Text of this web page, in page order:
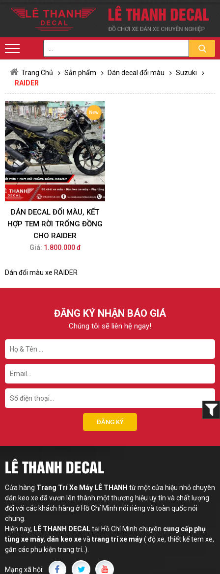
Trang Chủ Sản phẩm Dán decal đổi màu
Suzuki
RAIDER
DÁN DECAL ĐỔI MÀU, KẾT
HỢP TEM RỜI TRỐNG ĐỒNG
CHO RAIDER
Giá: 1.800.000 đ
Dán đổi màu xe RAIDER
ĐĂNG KÝ NHẬN BÁO GIÁ
Chúng tôi sẽ liên hệ ngay!
LÊ THANH DECAL
Cửa hàng Trang Trí Xe Máy LÊ THANH từ một cửa hiệu nhỏ chuyên
dán keo xe đã vươn lên thành một thương hiệu uy tín và chất lượng
đối với các khách hàng ở Hồ Chí Minh nói riêng và toàn quốc nói
chung.
Hiện nay, LÊ THANH DECALtại Hồ Chí Minh chuyên cung cấp phụ
tùng xe máy, dán keo xevàtrang trí xe máy( độ xe, thiết kế tem xe,
gắn các phụ kiện trang trí..).
Mạng xã hội: